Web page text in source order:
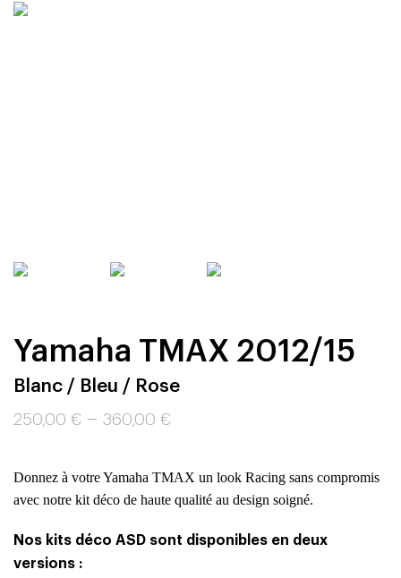
Yamaha TMAX 2012/15
Blanc / Bleu / Rose
250,00 € – 360,00 €
Donnez à votre Yamaha TMAX un look Racing sans compromis
avec notre kit déco de haute qualité au design soigné.
Nos kits déco ASD sont disponibles en deux
versions :